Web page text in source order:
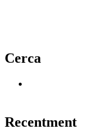
Cerca
Recentment